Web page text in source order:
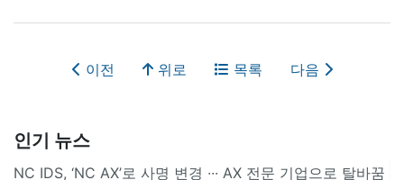
이전 위로 목록 다음
인기 뉴스
NC IDS, ‘NC AX’로 사명 변경 ∙∙∙ AX 전문 기업으로 탈바꿈